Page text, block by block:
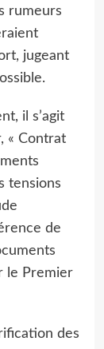
rumeurs
jugeant
il s’agit
« Contrat
tensions
de
le Premier
des